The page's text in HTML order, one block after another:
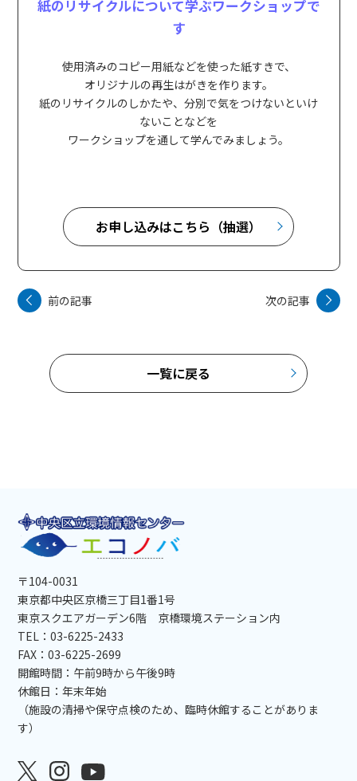
紙のリサイクルについて学ぶワークショップで
す
使用済みのコピー用紙などを使った紙すきで、
オリジナルの再生はがきを作ります。
紙のリサイクルのしかたや、分別で気をつけないといけ
ないことなどを
ワークショップを通して学んでみましょう。
お申し込みはこちら（抽選）
前の記事 次の記事
一覧に戻る
〒104-0031
東京都中央区京橋三丁目1番1号
東京スクエアガーデン6階 京橋環境ステーション内
TEL：03-6225-2433
FAX：03-6225-2699
開館時間：午前9時から午後9時
休館日：年末年始
（施設の清掃や保守点検のため、臨時休館することがありま
す）